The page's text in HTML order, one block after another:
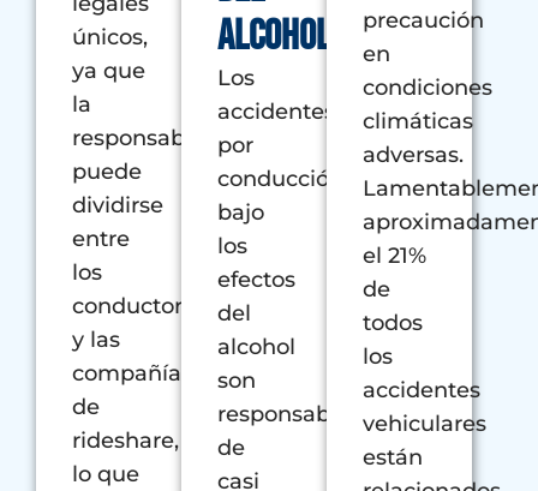
únicos,
ya que
la
responsabilidad
puede
dividirse
entre
los
conductores
y las
compañías
de
rideshare,
lo que
alcohol
Los
accidentes
por
conducción
bajo
los
efectos
del
alcohol
son
responsables
de
casi
precaución
en
condiciones
climáticas
adversas.
el 21%
de
todos
los
accidentes
vehiculares
están